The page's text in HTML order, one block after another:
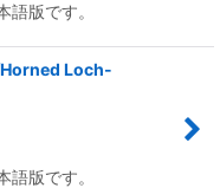
版です。
Loch-
版です。